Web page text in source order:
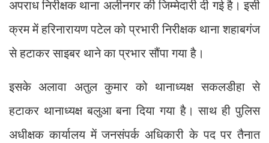
अपराध निरीक्षक थाना अलीनगर की जिम्मेदारी दी गई है। इसी
क्रम में हरिनारायण पटेल को प्रभारी निरीक्षक थाना शहाबगंज
से हटाकर साइबर थाने का प्रभार सौंपा गया है।
इसके अलावा अतुल कुमार को थानाध्यक्ष सकलडीहा से
हटाकर थानाध्यक्ष बलुआ बना दिया गया है। साथ ही पुलिस
अधीक्षक कार्यालय में जनसंपर्क अधिकारी के पद पर तैनात